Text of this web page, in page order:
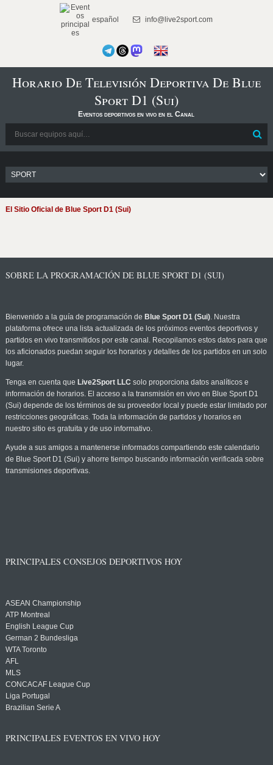
español info@live2sport.com
Horario De Televisión Deportiva De Blue
Sport D1 (Sui)
Eventos deportivos en vivo en el Canal
El Sitio Oficial de Blue Sport D1 (Sui)
SOBRE LA PROGRAMACIÓN DE BLUE SPORT D1 (SUI)
Bienvenido a la guía de programación de Blue Sport D1 (Sui). Nuestra
plataforma ofrece una lista actualizada de los próximos eventos deportivos y
partidos en vivo transmitidos por este canal. Recopilamos estos datos para que
los aficionados puedan seguir los horarios y detalles de los partidos en un solo
lugar.
Tenga en cuenta que Live2Sport LLC solo proporciona datos analíticos e
información de horarios. El acceso a la transmisión en vivo en Blue Sport D1
(Sui) depende de los términos de su proveedor local y puede estar limitado por
restricciones geográficas. Toda la información de partidos y horarios en
nuestro sitio es gratuita y de uso informativo.
Ayude a sus amigos a mantenerse informados compartiendo este calendario
de Blue Sport D1 (Sui) y ahorre tiempo buscando información verificada sobre
transmisiones deportivas.
PRINCIPALES CONSEJOS DEPORTIVOS HOY
ASEAN Championship
ATP Montreal
English League Cup
German 2 Bundesliga
WTA Toronto
AFL
MLS
CONCACAF League Cup
Liga Portugal
Brazilian Serie A
PRINCIPALES EVENTOS EN VIVO HOY